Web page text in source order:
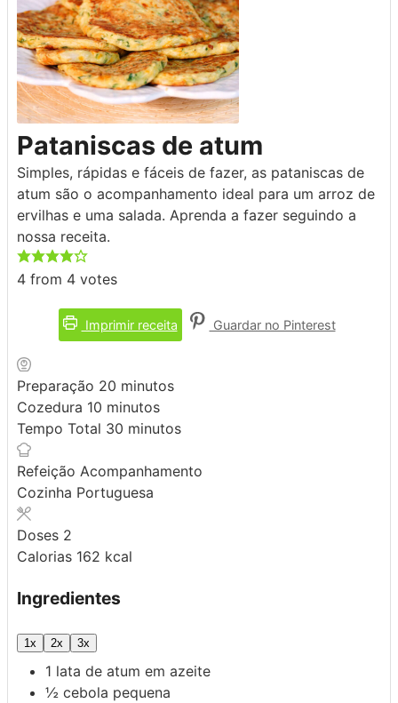
Pataniscas de atum
Simples, rápidas e fáceis de fazer, as pataniscas de
atum são o acompanhamento ideal para um arroz de
ervilhas e uma salada. Aprenda a fazer seguindo a
nossa receita.
4 from 4 votes
Imprimir receita Guardar no Pinterest
Preparação 20 minutos
minutos
Cozedura 10 minutos
minutos
Tempo Total 30 minutos
minutos
Refeição Acompanhamento
Cozinha Portuguesa
Doses 2
Calorias 162 kcal
Ingredientes
1x 2x 3x
1 lata de atum em azeite
½ cebola pequena